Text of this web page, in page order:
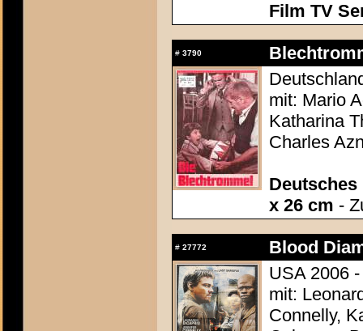
Film TV
# 3790
mit: Mario
Katharina
Charles
x 26 cm -
# 27772
Blood
USA 2006
mit:
Connelly,